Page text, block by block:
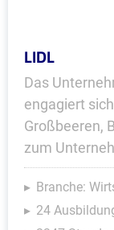
LIDL
Das
engagiert
Großbeeren,
zum
Branche:
24